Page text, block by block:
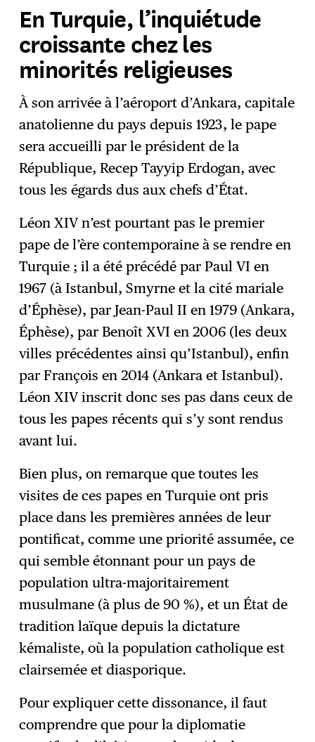
En Turquie, l’inquiétude
croissante chez les
minorités religieuses
À son arrivée à l’aéroport d’Ankara, capitale
anatolienne du pays depuis 1923, le pape
sera accueilli par le président de la
République, Recep Tayyip Erdogan, avec
tous les égards dus aux chefs d’État.
Léon XIV n’est pourtant pas le premier
pape de l’ère contemporaine à se rendre en
Turquie ; il a été précédé par Paul VI en
1967 (à Istanbul, Smyrne et la cité mariale
d’Éphèse), par Jean-Paul II en 1979 (Ankara,
Éphèse), par Benoît XVI en 2006 (les deux
villes précédentes ainsi qu’Istanbul), enfin
par François en 2014 (Ankara et Istanbul).
Léon XIV inscrit donc ses pas dans ceux de
tous les papes récents qui s’y sont rendus
avant lui.
Bien plus, on remarque que toutes les
visites de ces papes en Turquie ont pris
place dans les premières années de leur
pontificat, comme une priorité assumée, ce
qui semble étonnant pour un pays de
population ultra-majoritairement
musulmane (à plus de 90 %), et un État de
tradition laïque depuis la dictature
kémaliste, où la population catholique est
clairsemée et diasporique.
Pour expliquer cette dissonance, il faut
comprendre que pour la diplomatie